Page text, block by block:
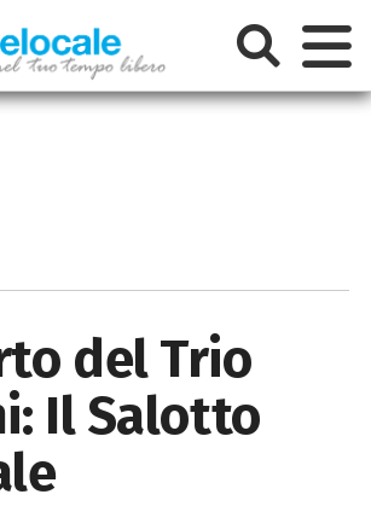
del Trio
Il Salotto